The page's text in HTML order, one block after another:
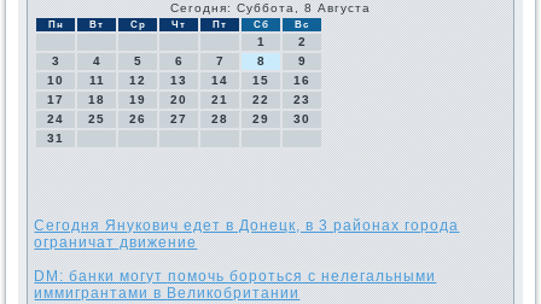
Сегодня: Суббота, 8 Августа
Пн Вт Ср Чт Пт Сб Вс
1
2
3
4 5 6 7 8
9
10
11 12 13 14 15
16
17
18 19 20 21 22
23
24
25 26 27 28 29
30
31
Сегодня Янукович едет в Донецк, в 3 районах города
ограничат движение
DM: банки могут помочь бороться с нелегальными
иммигрантами в Великобритании